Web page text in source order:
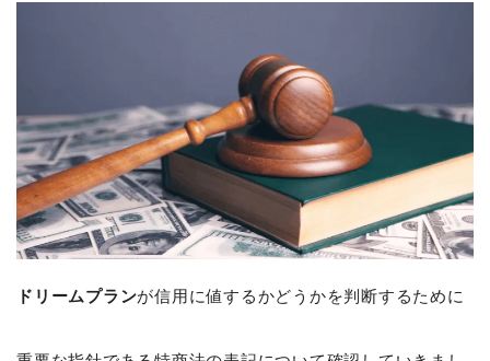
ドリームプランが信用に値するかどうかを判断するために